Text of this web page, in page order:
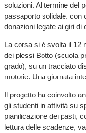
soluzioni. Al termine del
passaporto solidale, con
donazioni legate ai giri di
La corsa si è svolta il 12
dei plessi Botto (scuola
grado), su un tracciato
motorie. Una giornata
Il progetto ha coinvolto
gli studenti in attività su
pianificazione dei pasti,
lettura delle scadenze,